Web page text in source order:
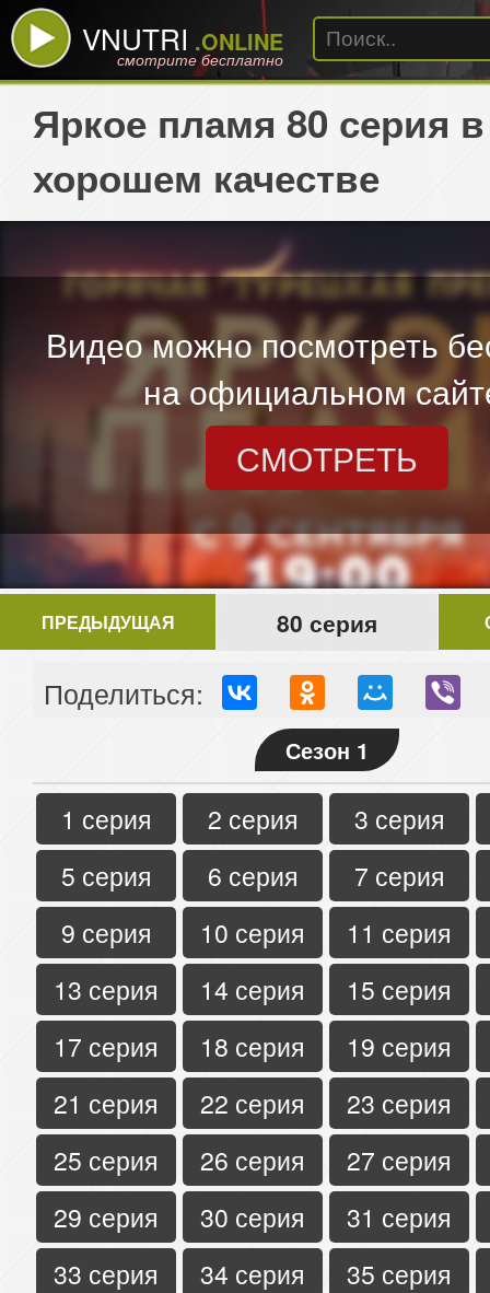
VNUTRI .ONLINE
смотрите бесплатно
Яркое пламя 80 серия в
хорошем качестве
Видео можно посмотреть
на официальном
СМОТРЕТЬ
ПРЕДЫДУЩАЯ 80 серия
Поделиться:
Сезон 1
1 серия 2 серия
3 серия
5 серия
6 серия
7 серия
9 серия
10 серия
11 серия
13 серия
14 серия
15 серия
17 серия
18 серия
19 серия
21 серия
22 серия
23 серия
25 серия
26 серия
27 серия
29 серия
30 серия
31 серия
33 серия
34 серия
35 серия